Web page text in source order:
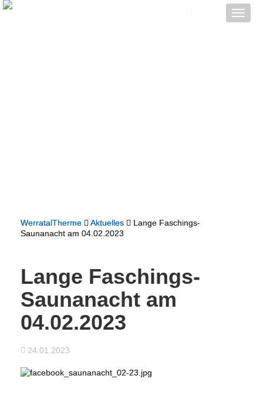
Toggle
WerratalTherme Aktuelles
Lange Faschings-
Saunanacht am 04.02.2023
Lange Faschings-
Saunanacht am
04.02.2023
24.01.2023